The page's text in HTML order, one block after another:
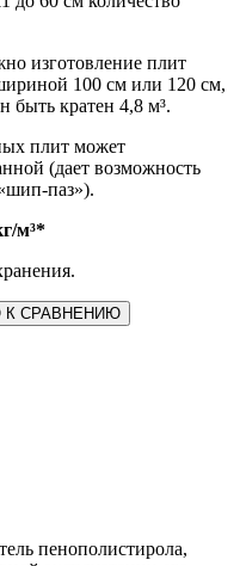
изготовление плит
100 см или 120 см,
быть кратен 4,8 м³.
плит может
(дает возможность
паз»).
м³*
К СРАВНЕНИЮ
пенополистирола,